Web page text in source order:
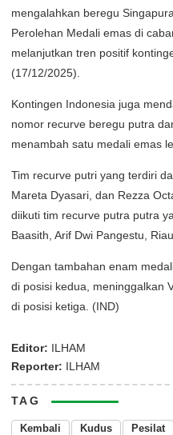
mengalahkan beregu
Perolehan Medali emas di
melanjutkan tren positif
(17/12/2025).
Kontingen Indonesia juga
nomor recurve beregu putra
menambah satu medali emas
Tim recurve putri yang terdiri
Mareta Dyasari, dan Rezza
diikuti tim recurve putra putra
Baasith, Arif Dwi Pangestu,
Dengan tambahan enam
di posisi kedua, meninggalkan
di posisi ketiga. (IND)
Editor: ILHAM
Reporter: ILHAM
TAG
Kembali Kudus Pesilat